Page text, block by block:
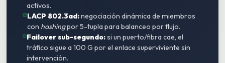
activos.
LACP 802.3ad:negociación dinámica de miembros
con hashingpor 5-tupla para balanceo por flujo.
Failover sub-segundo:si un puerto/fibra cae, el
tráfico sigue a 100 G por el enlace superviviente sin
intervención.